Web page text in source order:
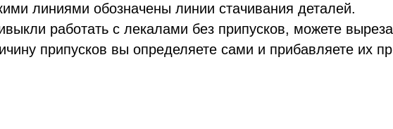
линиями обозначены линии стачивания деталей.
работать с лекалами без припусков, можете
припусков вы определяете сами и прибавляете их